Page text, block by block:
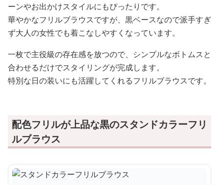
ーンやお出かけスタイルにもぴったりです。
華やかなフリルブラウスですが、黒ベースなので派手すぎ
ず大人の女性でも着こなしやすくなっています。
一枚で主役級の存在感を放つので、シンプルなボトムスと
合わせるだけでスタイリングが完成します。
特別な日の装いにも活躍してくれるフリルブラウスです。
配色フリルが上品な黒のスタンドカラーフリ
ルブラウス